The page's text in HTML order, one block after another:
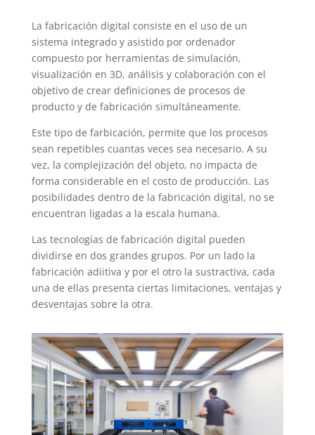
La fabricación digital consiste en el uso de un
sistema integrado y asistido por ordenador
compuesto por herramientas de simulación,
visualización en 3D, análisis y colaboración con el
objetivo de crear definiciones de procesos de
producto y de fabricación simultáneamente.
Este tipo de farbicación, permite que los procesos
sean repetibles cuantas veces sea necesario. A su
vez, la complejización del objeto, no impacta de
forma considerable en el costo de producción. Las
posibilidades dentro de la fabricación digital, no se
encuentran ligadas a la escala humana.
Las tecnologías de fabricación digital pueden
dividirse en dos grandes grupos. Por un lado la
fabricación adiitiva y por el otro la sustractiva, cada
una de ellas presenta ciertas limitaciones, ventajas y
desventajas sobre la otra.